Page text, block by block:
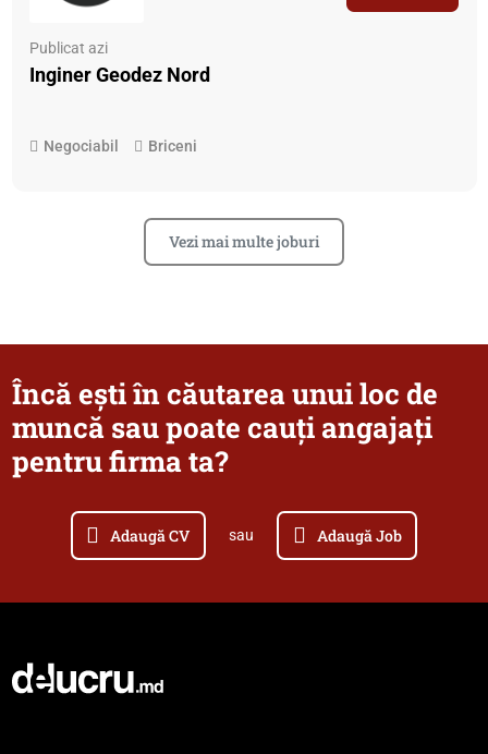
Publicat azi
Inginer Geodez Nord
Negociabil Briceni
Vezi mai multe joburi
Încă ești în căutarea unui loc de
muncă sau poate cauți angajați
pentru firma ta?
Adaugă CV sau Adaugă Job